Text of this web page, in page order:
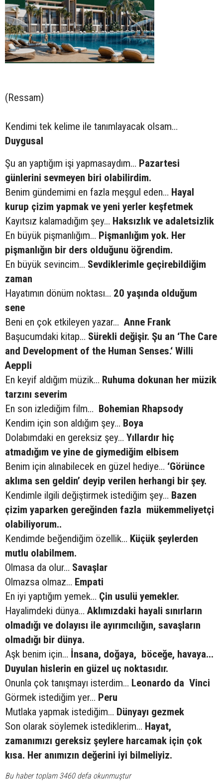
(Ressam)
Kendimi tek kelime ile tanımlayacak olsam…
Duygusal
Şu an yaptığım işi yapmasaydım… Pazartesi
günlerini sevmeyen biri olabilirdim.
Benim gündemimi en fazla meşgul eden… Hayal
kurup çizim yapmak ve yeni yerler keşfetmek
Kayıtsız kalamadığım şey… Haksızlık ve adaletsizlik
En büyük pişmanlığım… Pişmanlığım yok. Her
pişmanlığın bir ders olduğunu öğrendim.
En büyük sevincim… Sevdiklerimle geçirebildiğim
zaman
Hayatımın dönüm noktası… 20 yaşında olduğum
sene
Beni en çok etkileyen yazar… Anne Frank
Başucumdaki kitap… Sürekli değişir. Şu an ‘The Care
and Development of the Human Senses.‘ Willi
Aeppli
En keyif aldığım müzik… Ruhuma dokunan her müzik
tarzını severim
En son izlediğim film… Bohemian Rhapsody
Kendim için son aldığım şey… Boya
Dolabımdaki en gereksiz şey… Yıllardır hiç
atmadığım ve yine de giymediğim elbisem
Benim için alınabilecek en güzel hediye… ‘Görünce
aklıma sen geldin’ deyip verilen herhangi bir şey.
Kendimle ilgili değiştirmek istediğim şey… Bazen
çizim yaparken gereğinden fazla mükemmeliyetçi
olabiliyorum..
Kendimde beğendiğim özellik… Küçük şeylerden
mutlu olabilmem.
Olmasa da olur… Savaşlar
Olmazsa olmaz… Empati
En iyi yaptığım yemek… Çin usulü yemekler.
Hayalimdeki dünya… Aklımızdaki hayali sınırların
olmadığı ve dolayısı ile ayırımcılığın, savaşların
olmadığı bir dünya.
Aşk benim için… İnsana, doğaya, böceğe, havaya...
Duyulan hislerin en güzel uç noktasıdır.
Onunla çok tanışmayı isterdim… Leonardo da Vinci
Görmek istediğim yer… Peru
Mutlaka yapmak istediğim… Dünyayı gezmek
Son olarak söylemek istediklerim… Hayat,
zamanımızı gereksiz şeylere harcamak için çok
kısa. Her anımızın değerini iyi bilmeliyiz.
Bu haber toplam 3460 defa okunmuştur